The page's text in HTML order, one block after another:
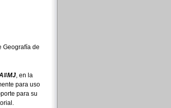
Geografía de
, en la
para uso
para su